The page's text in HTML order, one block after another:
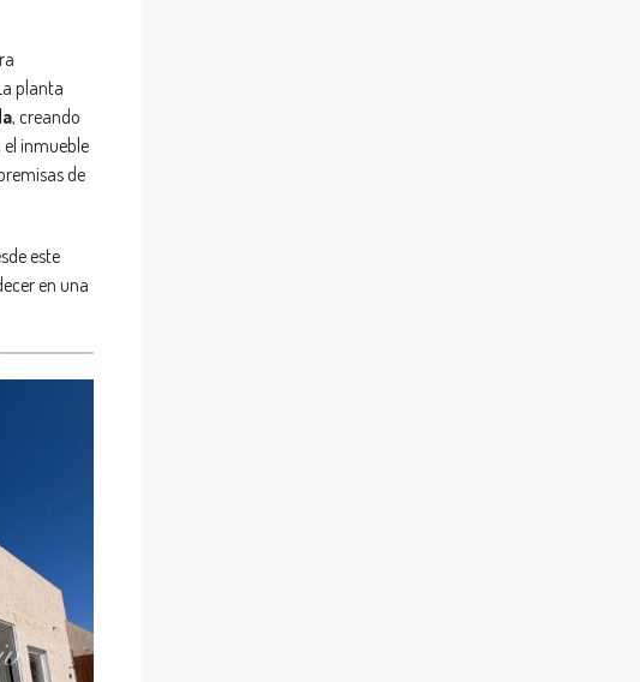
planta
, creando
inmueble
de
este
en una